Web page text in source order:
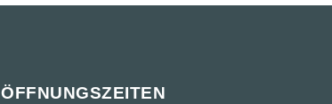
ÖFFNUNGSZEITEN